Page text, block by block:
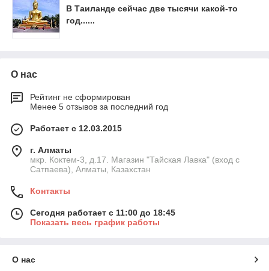
В Таиланде сейчас две тысячи какой-то
год......
О нас
Рейтинг не сформирован
Менее 5 отзывов за последний год
Работает с 12.03.2015
г. Алматы
мкр. Коктем-3, д.17. Магазин "Тайская Лавка" (вход с
Сатпаева), Алматы, Казахстан
Контакты
Сегодня работает с 11:00 до 18:45
Показать весь график работы
О нас